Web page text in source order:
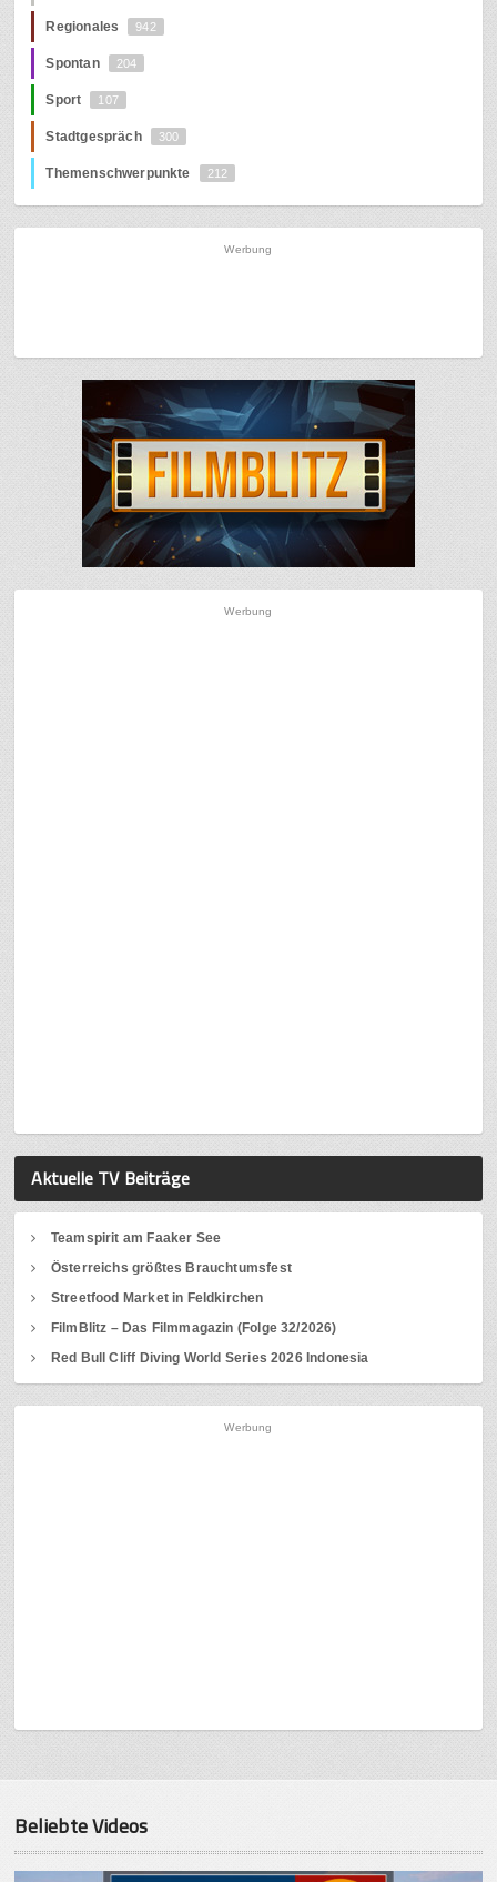
Regionales 942
Spontan 204
Sport 107
Stadtgespräch 300
Themenschwerpunkte 212
Werbung
Werbung
Aktuelle TV Beiträge
Teamspirit am Faaker See
Österreichs größtes Brauchtumsfest
Streetfood Market in Feldkirchen
FilmBlitz – Das Filmmagazin (Folge 32/2026)
Red Bull Cliff Diving World Series 2026 Indonesia
Werbung
Beliebte Videos